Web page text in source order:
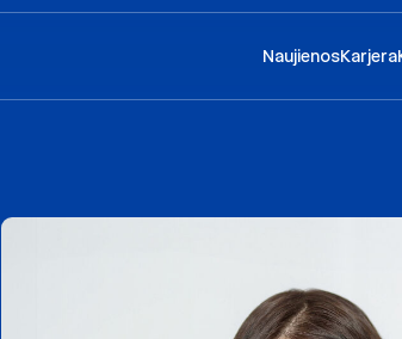
NaujienosKarjera